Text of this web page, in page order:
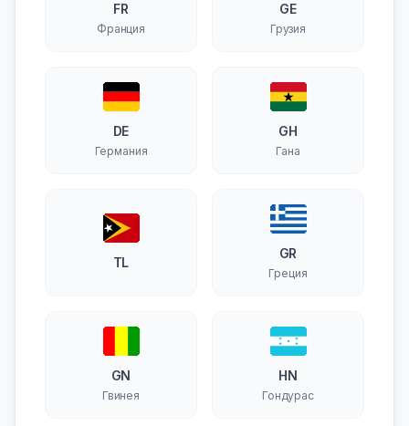
FR
Франция
GE
Грузия
DE
Германия
GH
Гана
TL
GR
Греция
GN
Гвинея
HN
Гондурас